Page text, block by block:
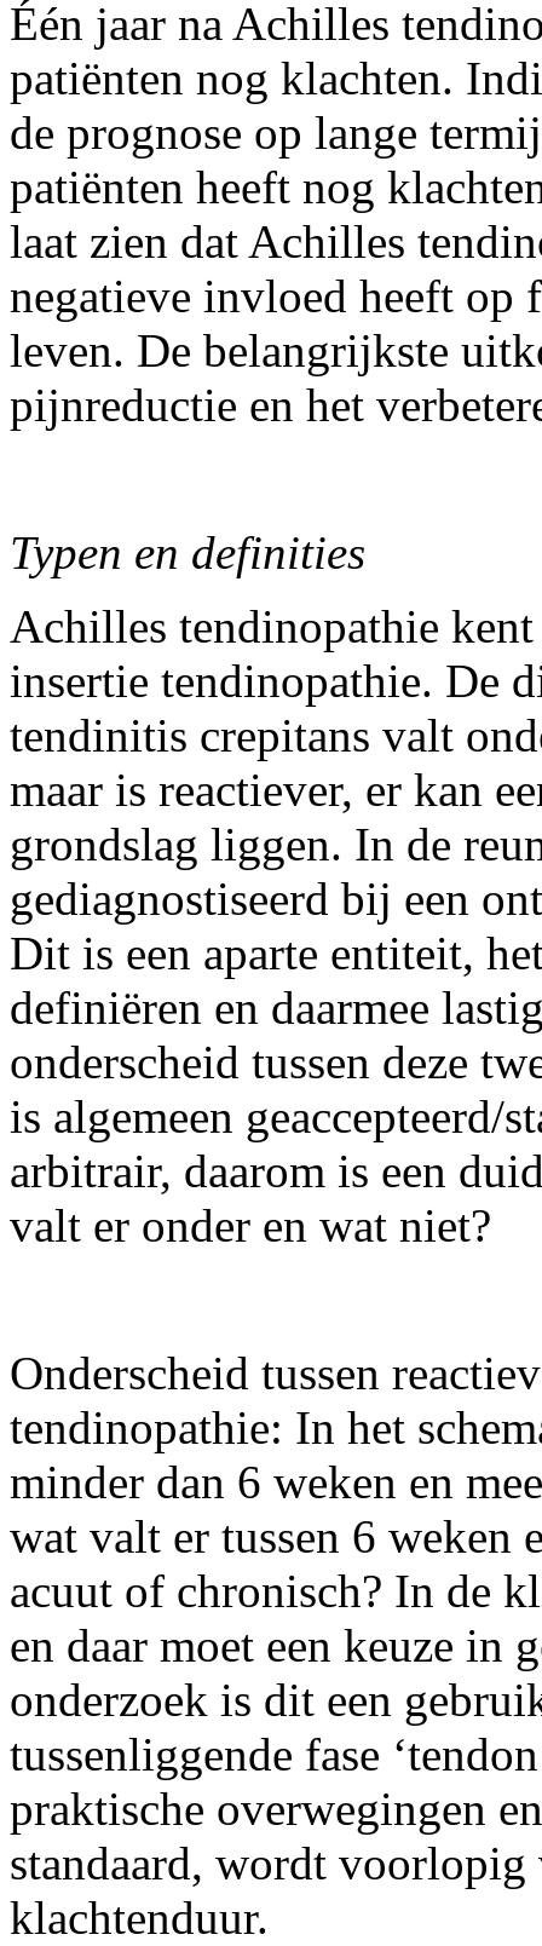
Één jaar na Achilles
patiënten nog klachten.
de prognose op lange
patiënten heeft nog
laat zien dat Achilles
negatieve invloed heeft op
leven. De belangrijkste
pijnreductie en het
Typen en definities
Achilles tendinopathie
insertie tendinopathie. De
tendinitis crepitans valt
maar is reactiever, er kan
grondslag liggen. In de
gediagnostiseerd bij een
Dit is een aparte entiteit,
definiëren en daarmee
onderscheid tussen deze
is algemeen geaccepteerd/
arbitrair, daarom is een
valt er onder en wat niet?
Onderscheid tussen
tendinopathie: In het
minder dan 6 weken en
wat valt er tussen 6 weken
acuut of chronisch? In de
en daar moet een keuze in
onderzoek is dit een
tussenliggende fase
praktische overwegingen
standaard, wordt
klachtenduur.